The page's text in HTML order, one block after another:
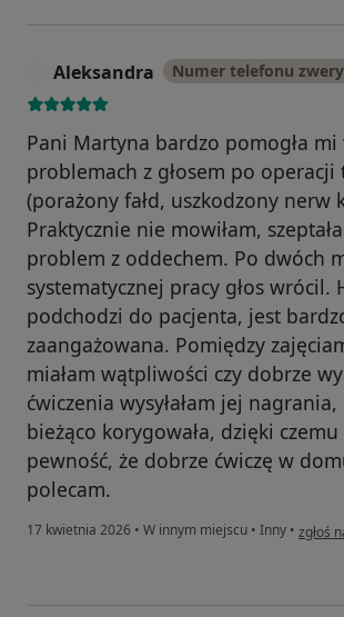
Aleksandra Numer telefonu
Pani Martyna bardzo pomogła mi
problemach z głosem po operacji
(porażony fałd, uszkodzony nerw
Praktycznie nie mowiłam,
problem z oddechem. Po dwóch
systematycznej pracy głos wrócil.
podchodzi do pacjenta, jest
zaangażowana. Pomiędzy
miałam wątpliwości czy dobrze
ćwiczenia wysyłałam jej
bieżąco korygowała, dzięki czemu
pewność, że dobrze ćwiczę w
polecam.
17 kwietnia 2026 • W innym miejscu • Inny • w
zgłoś